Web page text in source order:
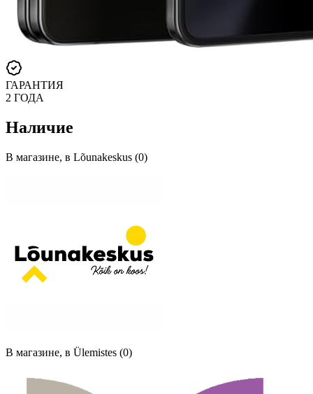
ГАРАНТИЯ
2 ГОДА
Наличие
В магазине, в Lõunakeskus (0)
В магазине, в Ülemistes (0)